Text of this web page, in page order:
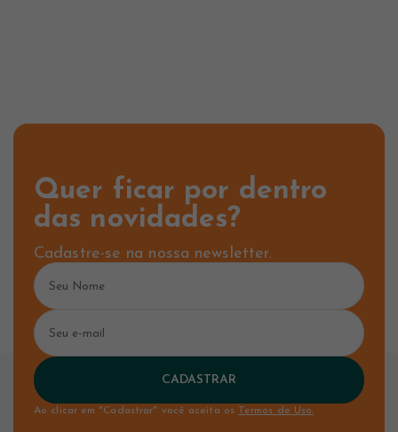
Quer ficar por dentro
das novidades?
Cadastre-se na nossa newsletter.
CADASTRAR
Ao clicar em "Cadastrar" você aceita os Termos de Uso.